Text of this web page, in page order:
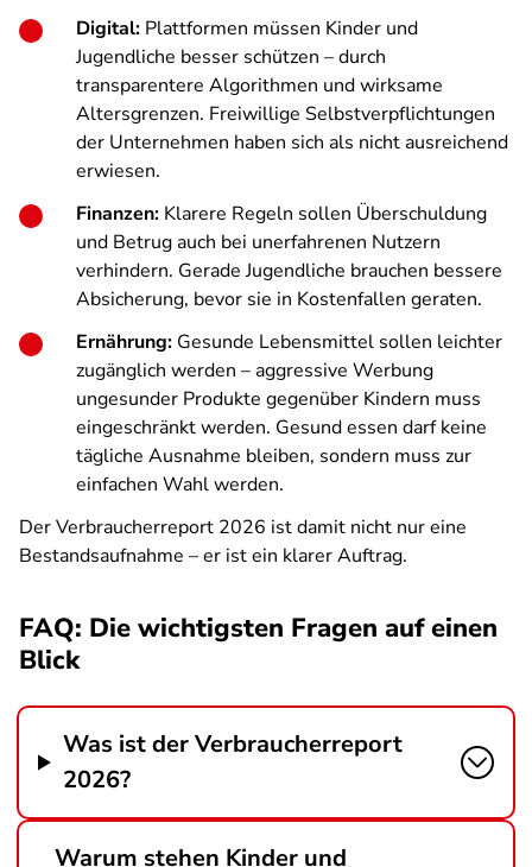
Digital: Plattformen müssen Kinder und
Jugendliche besser schützen – durch
transparentere Algorithmen und wirksame
Altersgrenzen. Freiwillige Selbstverpflichtungen
der Unternehmen haben sich als nicht ausreichend
erwiesen.
Finanzen: Klarere Regeln sollen Überschuldung
und Betrug auch bei unerfahrenen Nutzern
verhindern. Gerade Jugendliche brauchen bessere
Absicherung, bevor sie in Kostenfallen geraten.
Ernährung: Gesunde Lebensmittel sollen leichter
zugänglich werden – aggressive Werbung
ungesunder Produkte gegenüber Kindern muss
eingeschränkt werden. Gesund essen darf keine
tägliche Ausnahme bleiben, sondern muss zur
einfachen Wahl werden.
Der Verbraucherreport 2026 ist damit nicht nur eine
Bestandsaufnahme – er ist ein klarer Auftrag.
FAQ: Die wichtigsten Fragen auf einen
Blick
Was ist der Verbraucherreport
2026?
Warum stehen Kinder und